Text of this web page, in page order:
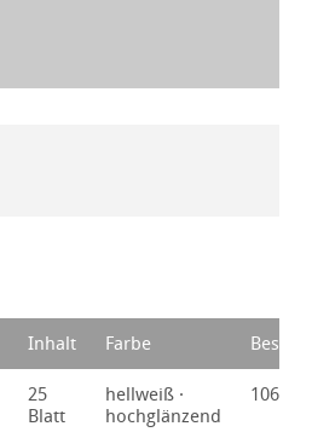
Inhalt Farbe
25
Blatt
hellweiß ·
hochglänzend